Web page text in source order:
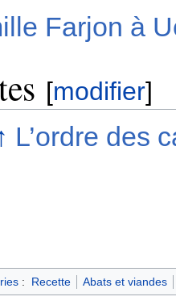
Farjon à
[modifier]
L’ordre des
: Recette Abats et viandes